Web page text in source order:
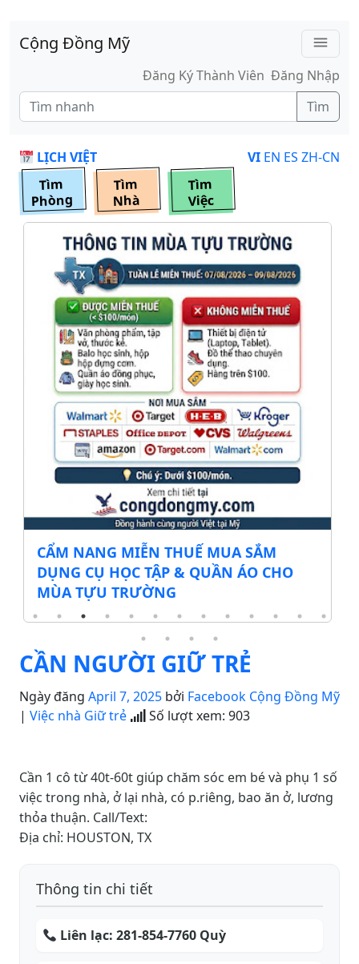
Cộng Đồng Mỹ
menu
Đăng Ký Thành Viên Đăng Nhập
Tìm
LỊCH VIỆT VI EN ES ZH-CN
Tìm
Phòng
Tìm
Nhà
Tìm
Việc
CẨM NANG MIỄN THUẾ MUA SẮM
DỤNG CỤ HỌC TẬP & QUẦN ÁO CHO
MÙA TỰU TRƯỜNG
CẦN NGƯỜI GIỮ TRẺ
Ngày đăng April 7, 2025 bởi Facebook Cộng Đồng Mỹ
| Việc nhà Giữ trẻ Số lượt xem: 903
Cần 1 cô từ 40t-60t giúp chăm sóc em bé và phụ 1 số
việc trong nhà, ở lại nhà, có p.riêng, bao ăn ở, lương
thỏa thuận. Call/Text:
Địa chỉ: HOUSTON, TX
Thông tin chi tiết
Liên lạc:281-854-7760 Quỳ